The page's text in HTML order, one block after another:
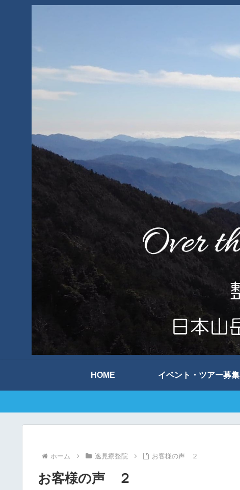
HOME イベント・ツアー募集
ホーム 逸見療整院 お客様の声 ２
お客様の声 ２